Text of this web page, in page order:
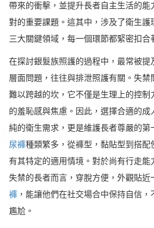
帶來的衝擊，並提升長者自主生活的
對的重要課題。這其中，涉及了衛生
三大關鍵領域，每一個環節都緊密扣合
在探討銀髮族照護的過程中，最常被提
層面問題，往往與排泄照護有關。失
難以跨越的坎，它不僅是生理上的控制
的羞恥感與焦慮。因此，選擇合適的成
純的衛生需求，更是維護長者尊嚴的第
尿褲種類繁多，從褲型，黏貼型到搭
有其特定的適用情境。對於尚有行走能
失禁的長者而言，穿脫方便，外觀貼近
褲 ，能讓他們在社交場合中保持自信
尷尬。